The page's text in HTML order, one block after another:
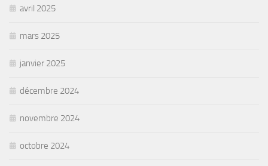
avril 2025
mars 2025
janvier 2025
décembre 2024
novembre 2024
octobre 2024